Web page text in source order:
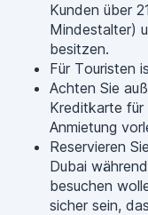
Kunden über
Mindestalter)
besitzen.
Für Touristen
Achten Sie
Kreditkarte für
Anmietung
Reservieren
Dubai
besuchen
sicher sein,